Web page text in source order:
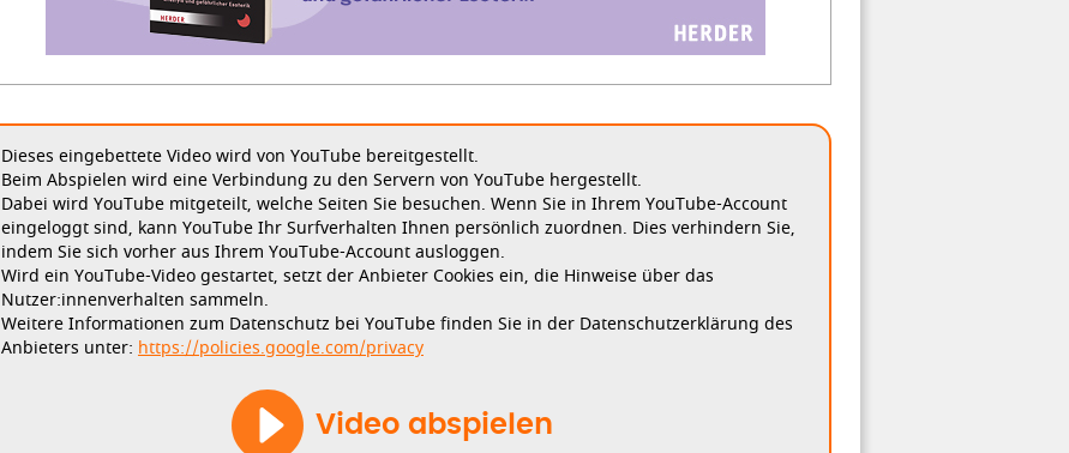
Dieses eingebettete Video wird von YouTube bereitgestellt.
Beim Abspielen wird eine Verbindung zu den Servern von YouTube hergestellt.
Dabei wird YouTube mitgeteilt, welche Seiten Sie besuchen. Wenn Sie in Ihrem YouTube-Account
eingeloggt sind, kann YouTube Ihr Surfverhalten Ihnen persönlich zuordnen. Dies verhindern Sie,
indem Sie sich vorher aus Ihrem YouTube-Account ausloggen.
Wird ein YouTube-Video gestartet, setzt der Anbieter Cookies ein, die Hinweise über das
Nutzer:innenverhalten sammeln.
Weitere Informationen zum Datenschutz bei YouTube finden Sie in der Datenschutzerklärung des
Anbieters unter: https://policies.google.com/privacy
Video abspielen